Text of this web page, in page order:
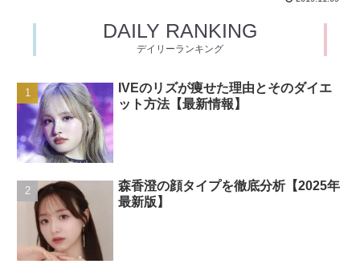
DAILY RANKING
デイリーランキング
IVEのリズが痩せた理由とそのダイエ
ット方法【最新情報】
森香澄の顔タイプを徹底分析【2025年
最新版】